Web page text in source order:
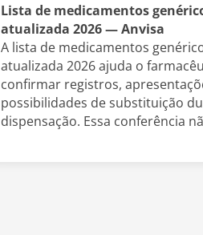
Lista de medicamentos
atualizada 2026 — Anvisa
A lista de medicamentos
atualizada 2026 ajuda o
confirmar registros,
possibilidades de substituição
dispensação. Essa conferência